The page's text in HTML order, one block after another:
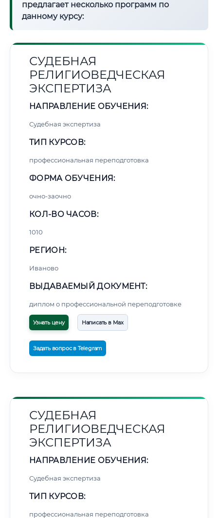
предлагает несколько программ по
данному курсу:
СУДЕБНАЯ
РЕЛИГИОВЕДЧЕСКАЯ
ЭКСПЕРТИЗА
НАПРАВЛЕНИЕ ОБУЧЕНИЯ:
Судебная экспертиза
ТИП КУРСОВ:
профессиональная переподготовка
ФОРМА ОБУЧЕНИЯ:
очно-заочно
КОЛ-ВО ЧАСОВ:
1010
РЕГИОН:
Иваново
ВЫДАВАЕМЫЙ ДОКУМЕНТ:
диплом о профессиональной переподготовке
Узнать цену Написать в Max
Задать вопрос в Telegram
СУДЕБНАЯ
РЕЛИГИОВЕДЧЕСКАЯ
ЭКСПЕРТИЗА
НАПРАВЛЕНИЕ ОБУЧЕНИЯ:
Судебная экспертиза
ТИП КУРСОВ:
профессиональная переподготовка